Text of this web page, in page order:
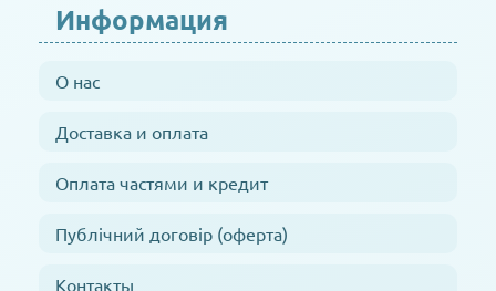
Информация
О нас
Доставка и оплата
Оплата частями и кредит
Публічний договір (оферта)
Контакты